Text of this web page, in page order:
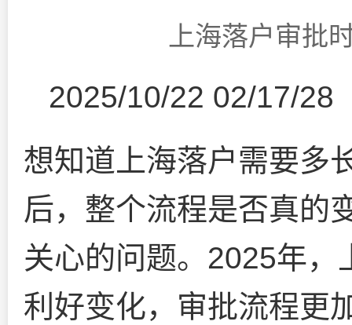
上海落户审批
2025/10/22 02/17/28
想知道上海落户需要多
后，整个流程是否真的
关心的问题。2025年，
利好变化，审批流程更